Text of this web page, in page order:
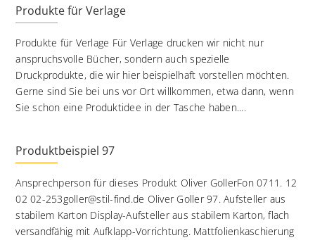
Produkte für Verlage
Produkte für Verlage Für Verlage drucken wir nicht nur
anspruchsvolle Bücher, sondern auch spezielle
Druckprodukte, die wir hier beispielhaft vorstellen möchten.
Gerne sind Sie bei uns vor Ort willkommen, etwa dann, wenn
Sie schon eine Produktidee in der Tasche haben....
Produktbeispiel 97
Ansprechperson für dieses Produkt Oliver GollerFon 0711. 12
02 02-253goller@stil-find.de Oliver Goller 97. Aufsteller aus
stabilem Karton Display-Aufsteller aus stabilem Karton, flach
versandfähig mit Aufklapp-Vorrichtung. Mattfolienkaschierung